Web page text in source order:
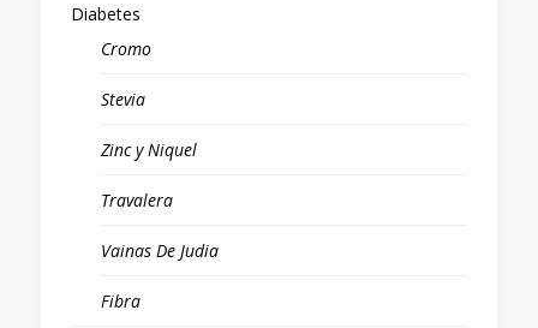
Diabetes
Cromo
Stevia
Zinc y Niquel
Travalera
Vainas De Judia
Fibra